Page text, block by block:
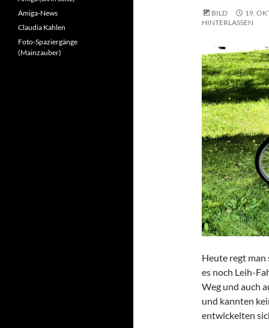
BILD 19.
HINTERLASSEN
Heute regt man
es noch Leih-
Weg und auch
und kannten
entwickelten
Amiga-News
Claudia Kahlen
Foto-Spaziergänge
(Mainzauber)